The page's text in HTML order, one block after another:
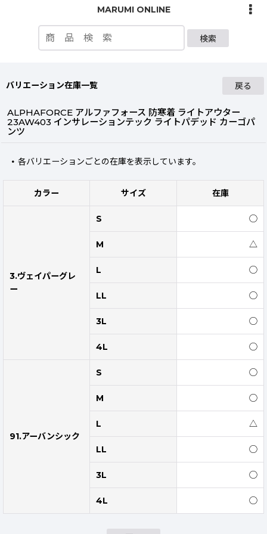
MARUMI ONLINE
検索
バリエーション在庫一覧 戻る
ALPHAFORCE アルファフォース 防寒着 ライトアウター
23AW403 インサレーションテック ライトパデッド カーゴパ
ンツ
各バリエーションごとの在庫を表示しています。
カラー サイズ 在庫
3.ヴェイパーグレ
ー
S ◯
M △
L ◯
LL ◯
3L ◯
4L ◯
91.アーバンシック
S ◯
M ◯
L △
LL ◯
3L ◯
4L ◯